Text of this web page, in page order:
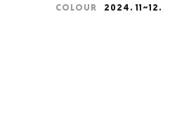
COLOUR 2024. 09~10.